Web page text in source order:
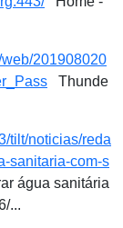
201908020
Thunde
tilt/noticias/reda
sanitaria-com-s
água sanitária
...